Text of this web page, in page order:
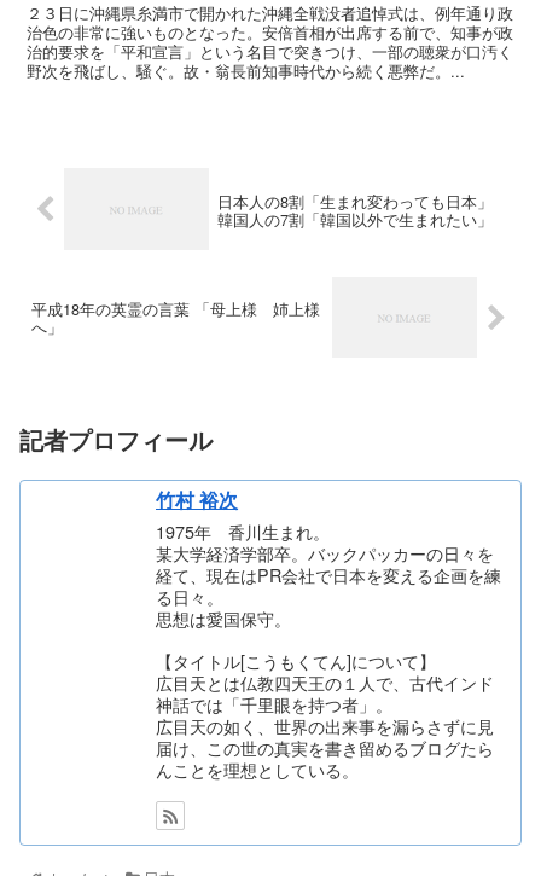
２３日に沖縄県糸満市で開かれた沖縄全戦没者追悼式は、例年通り政
治色の非常に強いものとなった。安倍首相が出席する前で、知事が政
治的要求を「平和宣言」という名目で突きつけ、一部の聴衆が口汚く
野次を飛ばし、騒ぐ。故・翁長前知事時代から続く悪弊だ。...
日本人の8割「生まれ変わっても日本」
韓国人の7割「韓国以外で生まれたい」
平成18年の英霊の言葉 「母上様 姉上様
へ」
記者プロフィール
竹村 裕次
1975年 香川生まれ。
某大学経済学部卒。バックパッカーの日々を
経て、現在はPR会社で日本を変える企画を練
る日々。
思想は愛国保守。
【タイトル[こうもくてん]について】
広目天とは仏教四天王の１人で、古代インド
神話では「千里眼を持つ者」。
広目天の如く、世界の出来事を漏らさずに見
届け、この世の真実を書き留めるブログたら
んことを理想としている。